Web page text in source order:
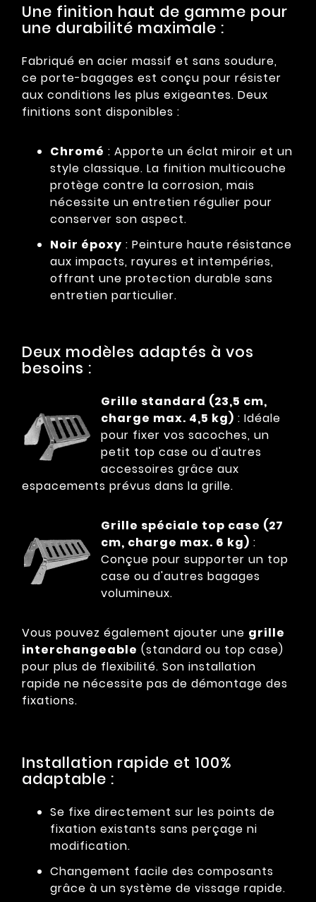
Une finition haut de gamme pour
une durabilité maximale :
Fabriqué en acier massif et sans soudure,
ce porte-bagages est conçu pour résister
aux conditions les plus exigeantes. Deux
finitions sont disponibles :
Chromé : Apporte un éclat miroir et un
style classique. La finition multicouche
protège contre la corrosion, mais
nécessite un entretien régulier pour
conserver son aspect.
Noir époxy : Peinture haute résistance
aux impacts, rayures et intempéries,
offrant une protection durable sans
entretien particulier.
Deux modèles adaptés à vos
besoins :
Grille standard (23,5 cm,
charge max. 4,5 kg) : Idéale
pour fixer vos sacoches, un
petit top case ou d'autres
accessoires grâce aux
espacements prévus dans la grille.
Grille spéciale top case (27
cm, charge max. 6 kg) :
Conçue pour supporter un top
case ou d'autres bagages
volumineux.
Vous pouvez également ajouter une grille
interchangeable (standard ou top case)
pour plus de flexibilité. Son installation
rapide ne nécessite pas de démontage des
fixations.
Installation rapide et 100%
adaptable :
Se fixe directement sur les points de
fixation existants sans perçage ni
modification.
Changement facile des composants
grâce à un système de vissage rapide.